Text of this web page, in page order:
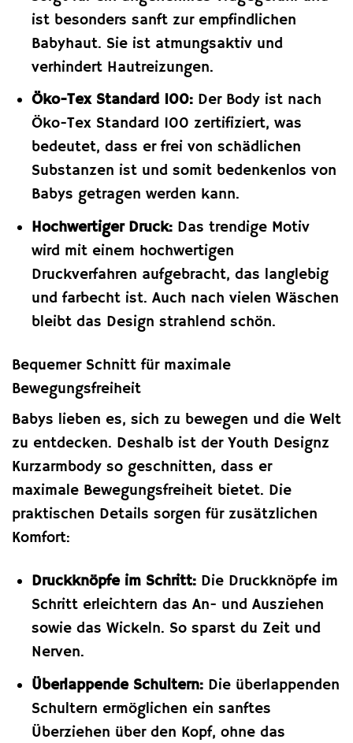
ist besonders sanft zur empfindlichen
Babyhaut. Sie ist atmungsaktiv und
verhindert Hautreizungen.
Öko-Tex Standard 100:Der Body ist nach
Öko-Tex Standard 100 zertifiziert, was
bedeutet, dass er frei von schädlichen
Substanzen ist und somit bedenkenlos von
Babys getragen werden kann.
Hochwertiger Druck:Das trendige Motiv
wird mit einem hochwertigen
Druckverfahren aufgebracht, das langlebig
und farbecht ist. Auch nach vielen Wäschen
bleibt das Design strahlend schön.
Bequemer Schnitt für maximale
Bewegungsfreiheit
Babys lieben es, sich zu bewegen und die Welt
zu entdecken. Deshalb ist der Youth Designz
Kurzarmbody so geschnitten, dass er
maximale Bewegungsfreiheit bietet. Die
praktischen Details sorgen für zusätzlichen
Komfort:
Druckknöpfe im Schritt:Die Druckknöpfe im
Schritt erleichtern das An- und Ausziehen
sowie das Wickeln. So sparst du Zeit und
Nerven.
Überlappende Schultern:Die überlappenden
Schultern ermöglichen ein sanftes
Überziehen über den Kopf, ohne das